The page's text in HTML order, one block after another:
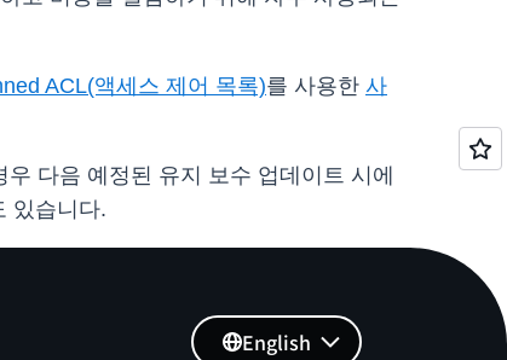
ACL(액세스 제어 목록)를 사용한 사
다음 예정된 유지 보수 업데이트 시에
있습니다.
English